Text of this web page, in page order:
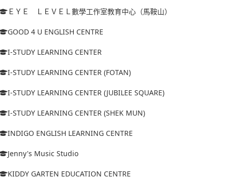
ＥＹＥ ＬＥＶＥＬ數學工作室教育中心（馬鞍山）
GOOD 4 U ENGLISH CENTRE
I-STUDY LEARNING CENTER
I-STUDY LEARNING CENTER (FOTAN)
I-STUDY LEARNING CENTER (JUBILEE SQUARE)
I-STUDY LEARNING CENTER (SHEK MUN)
INDIGO ENGLISH LEARNING CENTRE
Jenny's Music Studio
KIDDY GARTEN EDUCATION CENTRE